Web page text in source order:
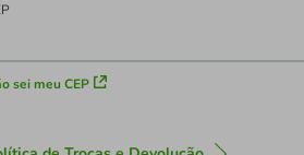
sei meu CEP